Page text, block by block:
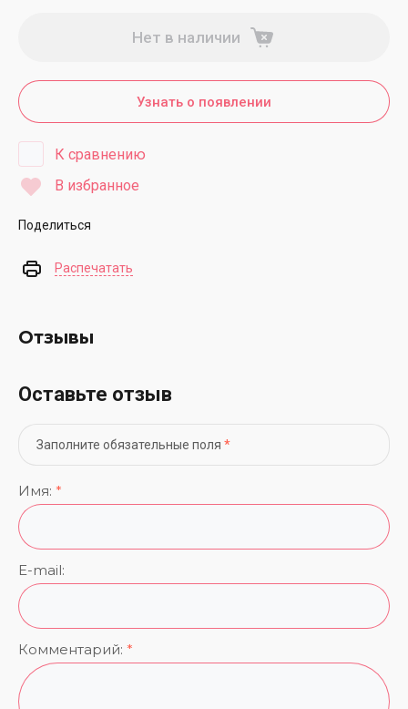
Нет в наличии
Узнать о появлении
К сравнению
В избранное
Поделиться
Распечатать
Отзывы
Оставьте отзыв
Заполните обязательные поля *
Имя: *
E-mail:
Комментарий: *